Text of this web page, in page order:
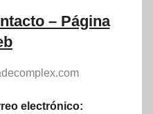
– Página
electrónico: